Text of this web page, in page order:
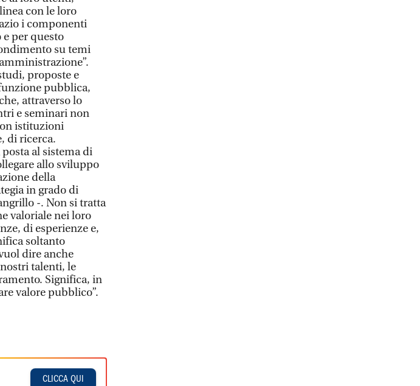
con le loro
i componenti
e per questo
su temi
proposte e
pubblica,
attraverso lo
e seminari non
istituzioni
di ricerca.
al sistema di
allo sviluppo
della
in grado di
-. Non si tratta
valoriale nei loro
di esperienze e,
soltanto
dire anche
talenti, le
Significa, in
valore pubblico”.
CLICCA QUI